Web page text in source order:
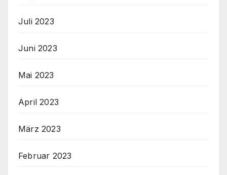
Juli 2023
Juni 2023
Mai 2023
April 2023
März 2023
Februar 2023